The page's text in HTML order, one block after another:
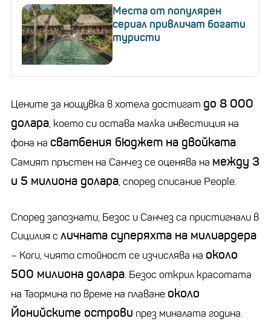
Места от популярен
сериал привличат богати
туристи
Цените за нощувка в хотела достигат до 8 000
долара, което си остава малка инвестиция на
фона на сватбения бюджет на двойката.
Самият пръстен на Санчез се оценява на между 3
и 5 милиона долара, според списание People.
Според запознати, Безос и Санчез са пристигнали в
Сицилия с личната суперяхта на милиардера
– Koru, чиято стойност се изчислява на около
500 милиона долара. Безос открил красотата
на Таормина по време на плаване около
Йонийските острови през миналата година.